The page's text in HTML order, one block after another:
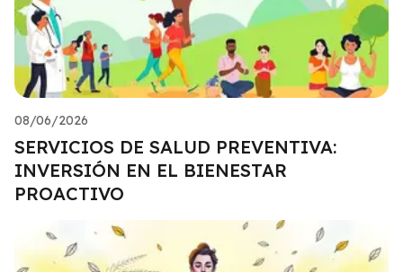
08/06/2026
SERVICIOS DE SALUD PREVENTIVA:
INVERSIÓN EN EL BIENESTAR
PROACTIVO